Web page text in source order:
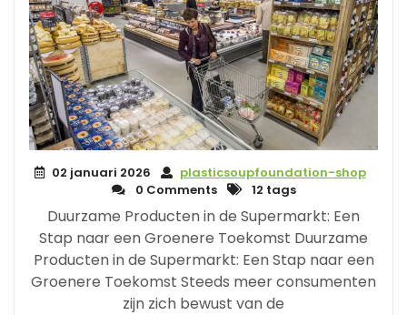
02 januari 2026
plasticsoupfoundation-shop
0 Comments
12 tags
Duurzame Producten in de Supermarkt: Een
Stap naar een Groenere Toekomst Duurzame
Producten in de Supermarkt: Een Stap naar een
Groenere Toekomst Steeds meer consumenten
zijn zich bewust van de